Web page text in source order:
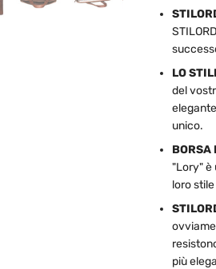
LO
del
unico.
BORSA
"Lory" è
loro
più